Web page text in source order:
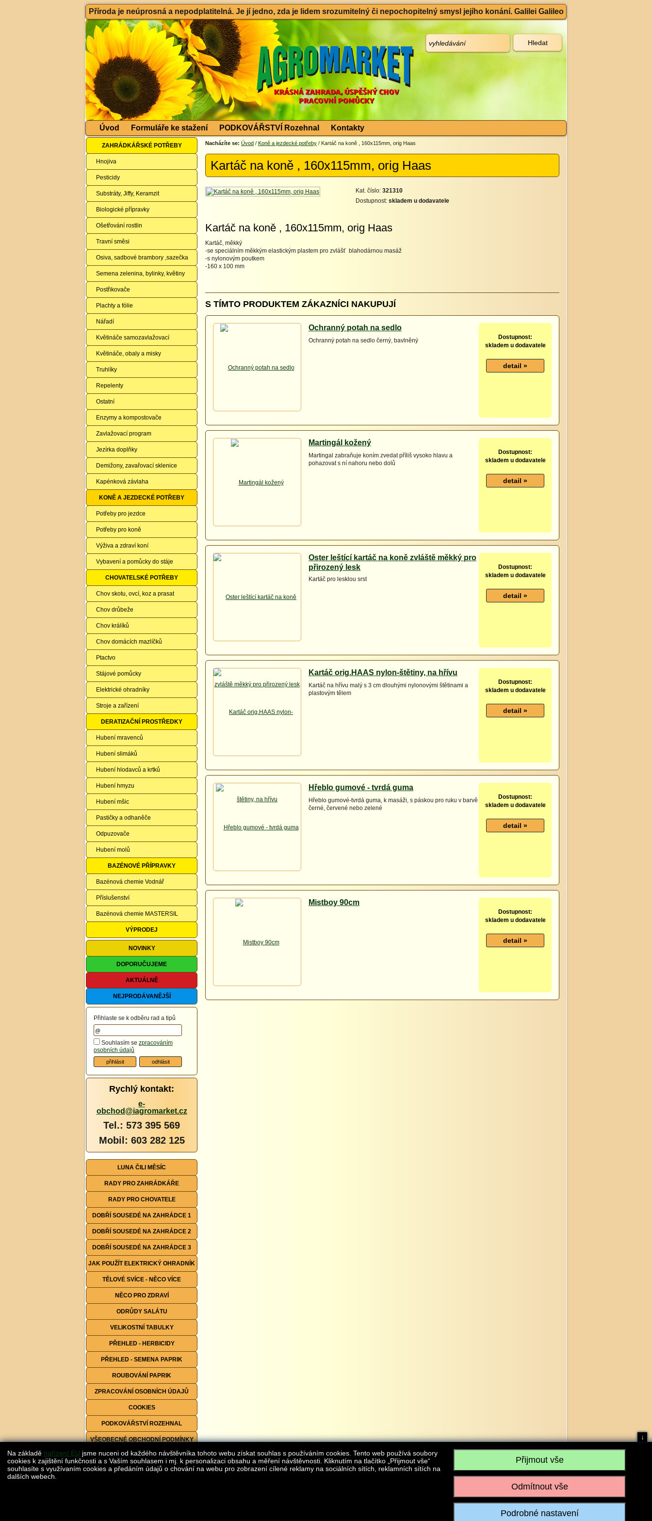
Příroda je neúprosná a nepodplatitelná. Je jí jedno, zda je lidem srozumitelný či nepochopitelný smysl jejího konání. Galilei Galileo
Úvod Formuláře ke stažení PODKOVÁŘSTVÍ Rozehnal Kontakty
ZAHRÁDKÁŘSKÉ POTŘEBY
Hnojiva
Pesticidy
Substráty, Jiffy, Keramzit
Biologické přípravky
Ošetřování rostlin
Travní směsi
Osiva, sadbové brambory ,sazečka
Semena zelenina, bylinky, květiny
Postřikovače
Plachty a fólie
Nářadí
Květináče samozavlažovací
Květináče, obaly a misky
Truhlíky
Repelenty
Ostatní
Enzymy a kompostovače
Zavlažovací program
Jezírka doplňky
Demižony, zavařovací sklenice
Kapénková závlaha
KONĚ A JEZDECKÉ POTŘEBY
Potřeby pro jezdce
Potřeby pro koně
Výživa a zdraví koní
Vybavení a pomůcky do stáje
CHOVATELSKÉ POTŘEBY
Chov skotu, ovcí, koz a prasat
Chov drůbeže
Chov králíků
Chov domácích mazlíčků
Ptactvo
Stájové pomůcky
Elektrické ohradníky
Stroje a zařízení
DERATIZAČNÍ PROSTŘEDKY
Hubení mravenců
Hubení slimáků
Hubení hlodavců a krtků
Hubení hmyzu
Hubení mšic
Pastičky a odhaněče
Odpuzovače
Hubení molů
BAZÉNOVÉ PŘÍPRAVKY
Bazénová chemie Vodnář
Příslušenství
Bazénová chemie MASTERSIL
VÝPRODEJ
NOVINKY
DOPORUČUJEME
AKTUÁLNĚ
NEJPRODÁVANĚJŠÍ
Přihlaste se k odběru rad a tipů
Souhlasím se zpracováním
osobních údajů
Rychlý kontakt:
e-
obchod@iagromarket.cz
Tel.: 573 395 569
Mobil: 603 282 125
LUNA ČILI MĚSÍC
RADY PRO ZAHRÁDKÁŘE
RADY PRO CHOVATELE
DOBŘÍ SOUSEDÉ NA ZAHRÁDCE 1
DOBŘÍ SOUSEDÉ NA ZAHRÁDCE 2
DOBŘÍ SOUSEDÉ NA ZAHRÁDCE 3
JAK POUŽÍT ELEKTRICKÝ OHRADNÍK
TĚLOVÉ SVÍCE - NĚCO VÍCE
NĚCO PRO ZDRAVÍ
ODRŮDY SALÁTU
VELIKOSTNÍ TABULKY
PŘEHLED - HERBICIDY
PŘEHLED - SEMENA PAPRIK
ROUBOVÁNÍ PAPRIK
ZPRACOVÁNÍ OSOBNÍCH ÚDAJŮ
COOKIES
PODKOVÁŘSTVÍ ROZEHNAL
VŠEOBECNÉ OBCHODNÍ PODMÍNKY
FORMULÁŘE KE STAŽENÍ
Nacházíte se: Úvod / Koně a jezdecké potřeby / Kartáč na koně , 160x115mm, orig Haas
Kartáč na koně , 160x115mm, orig Haas
Kat. číslo: 321310
Dostupnost: skladem u dodavatele
Kartáč na koně , 160x115mm, orig Haas
Kartáč, měkký
-se speciálním měkkým elastickým plastem pro zvlášť blahodárnou masáž
-s nylonovým poutkem
-160 x 100 mm
S TÍMTO PRODUKTEM ZÁKAZNÍCI NAKUPUJÍ
Ochranný potah na sedlo
Ochranný potah na sedlo černý, bavlněný
Dostupnost:
skladem u dodavatele
Martingál kožený
Martingal zabraňuje koním zvedat příliš vysoko hlavu a
pohazovat s ní nahoru nebo dolů
Dostupnost:
skladem u dodavatele
Oster leštící kartáč na koně zvláště měkký pro
přirozený lesk
Kartáč pro lesklou srst
Dostupnost:
skladem u dodavatele
Kartáč orig.HAAS nylon-štětiny, na hřívu
Kartáč na hřívu malý s 3 cm dlouhými nylonovými štětinami a
plastovým tělem
Dostupnost:
skladem u dodavatele
Hřeblo gumové - tvrdá guma
Hřeblo gumové-tvrdá guma, k masáži, s páskou pro ruku v barvě
černé, červené nebo zelené
Dostupnost:
skladem u dodavatele
Mistboy 90cm
Dostupnost:
skladem u dodavatele
je AGROMARKET IRSI s.r.o., IČO: 28304845, se sídlem č.p. 17, 768 75 Loukov
Realizace:w-software.com
Na základě nařízení EU jsme nuceni od každého návštěvníka tohoto webu získat souhlas s používáním cookies. Tento web používá soubory
cookies k zajištění funkčnosti a s Vaším souhlasem i mj. k personalizaci obsahu a měření návštěvnosti. Kliknutím na tlačítko „Přijmout vše“
souhlasíte s využívaním cookies a předáním údajů o chování na webu pro zobrazení cílené reklamy na sociálních sítích, reklamních sítích na
dalších webech.
↓